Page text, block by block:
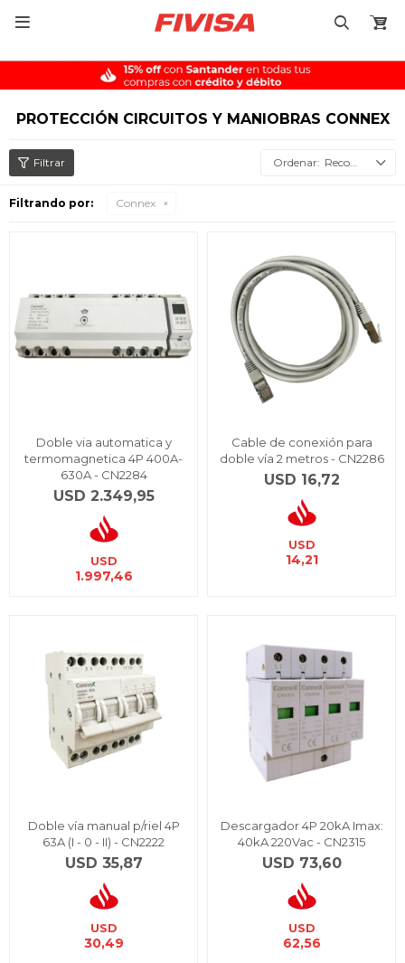

PROTECCIÓN CIRCUITOS Y MANIOBRAS CONNEX
Recomendados
Filtrando por: Connex
Doble via automatica y
termomagnetica 4P 400A-
630A - CN2284
USD 2.349,95
USD
1.997,46
Cable de conexión para
doble vía 2 metros - CN2286
USD 16,72
USD
14,21
Doble vía manual p/riel 4P
63A (I - 0 - II) - CN2222
USD 35,87
USD
30,49
Descargador 4P 20kA Imax:
40kA 220Vac - CN2315
USD 73,60
USD
62,56